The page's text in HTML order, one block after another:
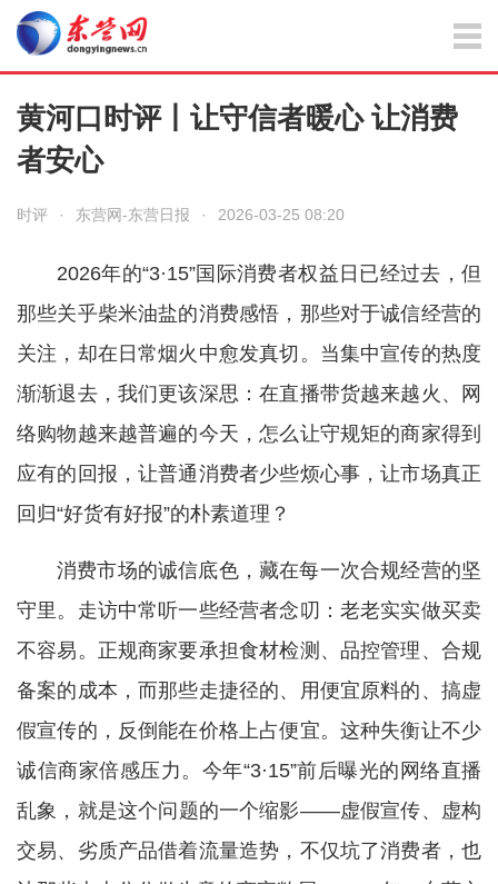
黄河口时评丨让守信者暖心 让消费
者安心
时评 · 东营网-东营日报 · 2026-03-25 08:20
2026年的“3·15”国际消费者权益日已经过去，但
那些关乎柴米油盐的消费感悟，那些对于诚信经营的
关注，却在日常烟火中愈发真切。当集中宣传的热度
渐渐退去，我们更该深思：在直播带货越来越火、网
络购物越来越普遍的今天，怎么让守规矩的商家得到
应有的回报，让普通消费者少些烦心事，让市场真正
回归“好货有好报”的朴素道理？
消费市场的诚信底色，藏在每一次合规经营的坚
守里。走访中常听一些经营者念叨：老老实实做买卖
不容易。正规商家要承担食材检测、品控管理、合规
备案的成本，而那些走捷径的、用便宜原料的、搞虚
假宣传的，反倒能在价格上占便宜。这种失衡让不少
诚信商家倍感压力。今年“3·15”前后曝光的网络直播
乱象，就是这个问题的一个缩影——虚假宣传、虚构
交易、劣质产品借着流量造势，不仅坑了消费者，也